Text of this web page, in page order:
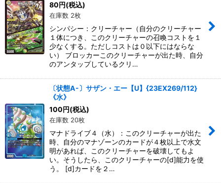
80 円(税込)
在庫数 2枚
シンパシー：クリーチャー（自分のクリーチャー
１体につき、このクリーチャーの召喚コストを１
少なくする。ただしコストは０以下にはならな
い） ブロッカーこのクリーチャーが出た時、自分
のアンタップしているクリ…
〔状態A-〕サザン・エー【U】{23EX269/112}
《水》
100 円(税込)
在庫数 20枚
マナドライブ４（水）：このクリーチャーが出た
時、自分のマナゾーンのカードが４枚以上で水文
明があれば、このクリーチャーを破壊してもよ
い。そうしたら、このクリーチャーの[d]能力を使
う。 [d]カードを２…